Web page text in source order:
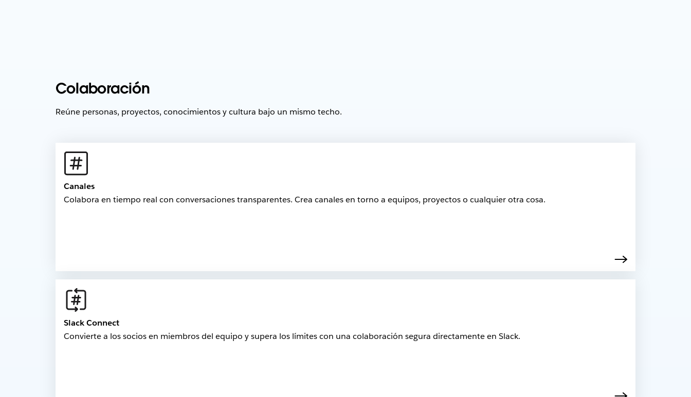
Colaboración
Reúne personas, proyectos, conocimientos y cultura bajo un mismo techo.
Canales
Colabora en tiempo real con conversaciones transparentes. Crea canales en torno a equipos, proyectos o cualquier otra cosa.
Slack Connect
Convierte a los socios en miembros del equipo y supera los límites con una colaboración segura directamente en Slack.